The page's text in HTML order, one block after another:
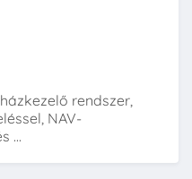
rendszer,
NAV-
...